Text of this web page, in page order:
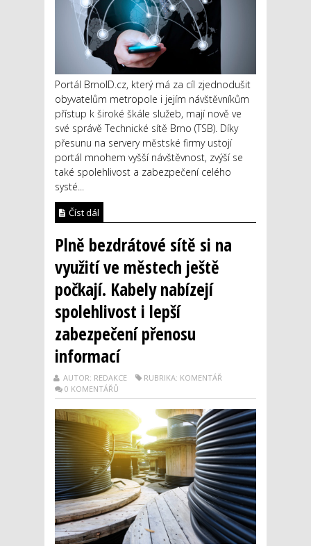
Portál BrnoID.cz, který má za cíl zjednodušit
obyvatelům metropole i jejím návštěvníkům
přístup k široké škále služeb, mají nově ve
své správě Technické sítě Brno (TSB). Díky
přesunu na servery městské firmy ustojí
portál mnohem vyšší návštěvnost, zvýší se
také spolehlivost a zabezpečení celého
systé...
Číst dál
Plně bezdrátové sítě si na
využití ve městech ještě
počkají. Kabely nabízejí
spolehlivost i lepší
zabezpečení přenosu
informací
AUTOR: REDAKCE
RUBRIKA: KOMENTÁŘ
0 KOMENTÁŘŮ